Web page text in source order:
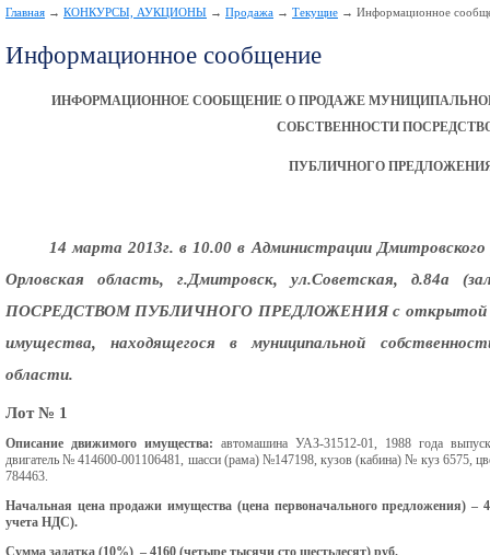
Главная → КОНКУРСЫ, АУКЦИОНЫ → Продажа → Текущие → Информационное
Информационное сообщение
ИНФОРМАЦИОННОЕ СООБЩЕНИЕ О ПРОДАЖЕ
СОБСТВЕННОСТИ
ПУБЛИЧНОГО
14 марта 2013г. в 10.00 в Администрации Дмитровского
Орловская область, г.Дмитровск, ул.Советская, д.84а
ПОСРЕДСТВОМ ПУБЛИЧНОГО ПРЕДЛОЖЕНИЯ с открытой
имущества, находящегося в муниципальной
области.
Лот № 1
Описание движимого имущества: автомашина УАЗ-31512-01, 1988 года
двигатель № 414600-001106481, шасси (рама) №147198, кузов (кабина) № куз 6575,
784463.
Начальная цена продажи имущества (цена первоначального предложения) –
учета НДС).
Сумма задатка (10%) – 4160 (четыре тысячи сто шестьдесят) руб.